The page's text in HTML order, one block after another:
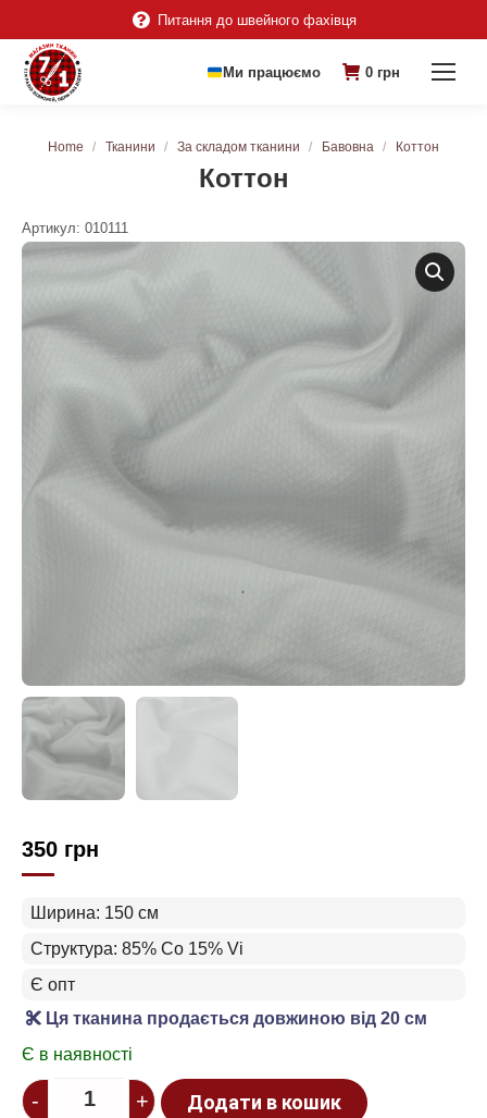
Питання до швейного фахівця
Ми працюємо 0 грн
Коттон
You are here:
Home Тканини За складом тканини Бавовна Коттон
Артикул: 010111
350 грн
Ширина: 150 см
Структура: 85% Co 15% Vi
Є опт
Ця тканина продається довжиною від 20 см
Є в наявності
Quantity
- + Додати в кошик